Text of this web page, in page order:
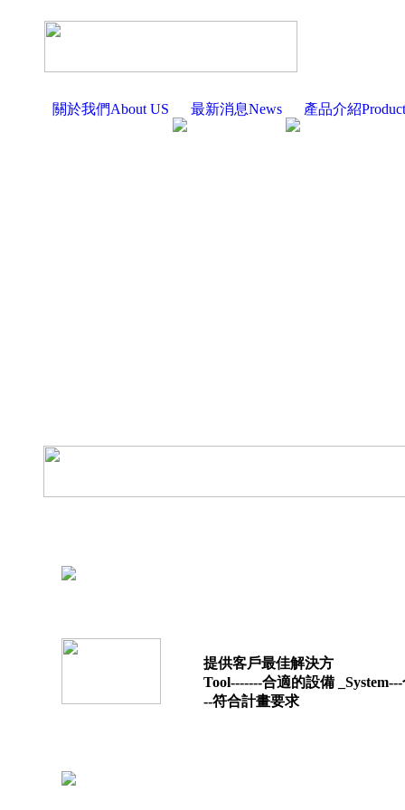
關於我們About US 最新消息News 產品介紹Product
提供客戶最佳解決方
Tool-------合適的設備
--符合計畫要求